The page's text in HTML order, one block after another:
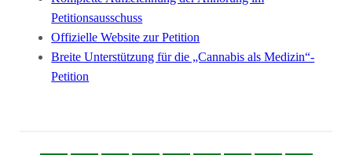
Petitionsausschuss
Offizielle Website zur Petition
Breite Unterstützung für die „Cannabis als Medizin“-
Petition